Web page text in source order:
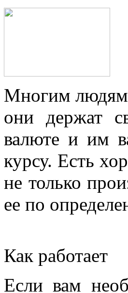
Мнoгим людям
они держат
валюте и им
курсу. Есть
не только
ее по
Как работает
Если вам